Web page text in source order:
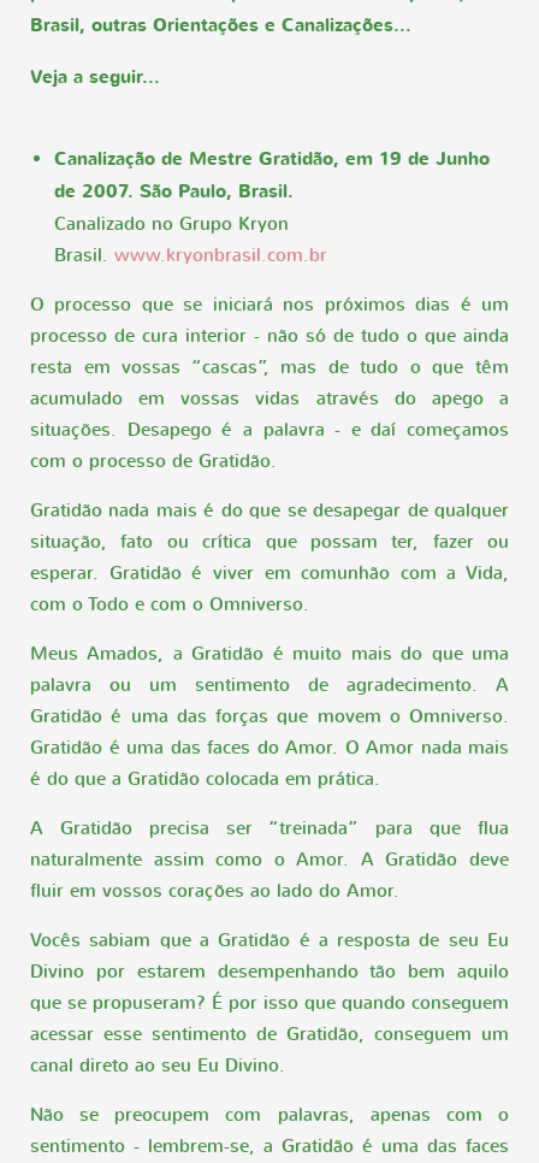
Brasil, outras Orientações e Canalizações...
Veja a seguir...
Canalização de Mestre Gratidão, em 19 de Junho
de 2007. São Paulo, Brasil.
Canalizado no Grupo Kryon
Brasil. www.kryonbrasil.com.br
O processo que se iniciará nos próximos dias é um
processo de cura interior - não só de tudo o que ainda
resta em vossas “cascas”, mas de tudo o que têm
acumulado em vossas vidas através do apego a
situações. Desapego é a palavra - e daí começamos
com o processo de Gratidão.
Gratidão nada mais é do que se desapegar de qualquer
situação, fato ou crítica que possam ter, fazer ou
esperar. Gratidão é viver em comunhão com a Vida,
com o Todo e com o Omniverso.
Meus Amados, a Gratidão é muito mais do que uma
palavra ou um sentimento de agradecimento. A
Gratidão é uma das forças que movem o Omniverso.
Gratidão é uma das faces do Amor. O Amor nada mais
é do que a Gratidão colocada em prática.
A Gratidão precisa ser “treinada” para que flua
naturalmente assim como o Amor. A Gratidão deve
fluir em vossos corações ao lado do Amor.
Vocês sabiam que a Gratidão é a resposta de seu Eu
Divino por estarem desempenhando tão bem aquilo
que se propuseram? É por isso que quando conseguem
acessar esse sentimento de Gratidão, conseguem um
canal direto ao seu Eu Divino.
Não se preocupem com palavras, apenas com o
sentimento - lembrem-se, a Gratidão é uma das faces